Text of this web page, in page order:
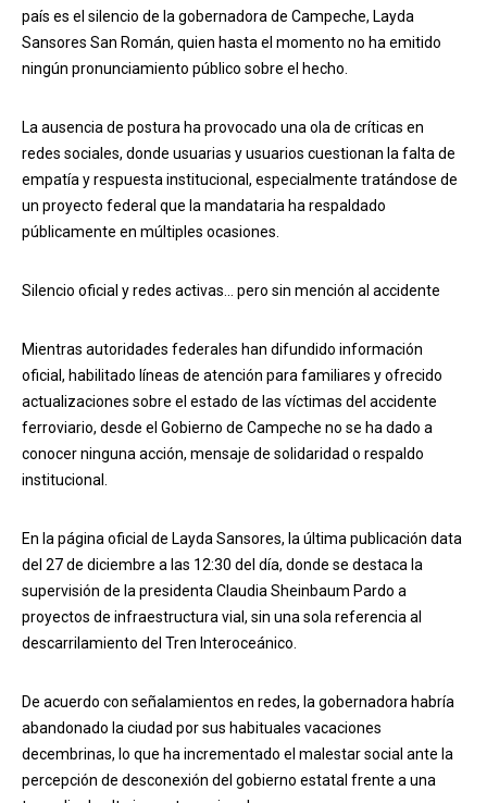
país es el silencio de la gobernadora de Campeche, Layda
Sansores San Román, quien hasta el momento no ha emitido
ningún pronunciamiento público sobre el hecho.
La ausencia de postura ha provocado una ola de críticas en
redes sociales, donde usuarias y usuarios cuestionan la falta de
empatía y respuesta institucional, especialmente tratándose de
un proyecto federal que la mandataria ha respaldado
públicamente en múltiples ocasiones.
Silencio oficial y redes activas… pero sin mención al accidente
Mientras autoridades federales han difundido información
oficial, habilitado líneas de atención para familiares y ofrecido
actualizaciones sobre el estado de las víctimas del accidente
ferroviario, desde el Gobierno de Campeche no se ha dado a
conocer ninguna acción, mensaje de solidaridad o respaldo
institucional.
En la página oficial de Layda Sansores, la última publicación data
del 27 de diciembre a las 12:30 del día, donde se destaca la
supervisión de la presidenta Claudia Sheinbaum Pardo a
proyectos de infraestructura vial, sin una sola referencia al
descarrilamiento del Tren Interoceánico.
De acuerdo con señalamientos en redes, la gobernadora habría
abandonado la ciudad por sus habituales vacaciones
decembrinas, lo que ha incrementado el malestar social ante la
percepción de desconexión del gobierno estatal frente a una